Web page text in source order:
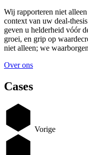
Wij rapporteren niet
context van uw deal-
geven u helderheid vóór
groei, en grip op
niet alleen; we
Over ons
Cases
Vorige